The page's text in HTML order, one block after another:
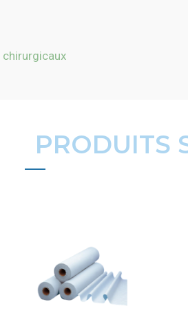
PRODUITS